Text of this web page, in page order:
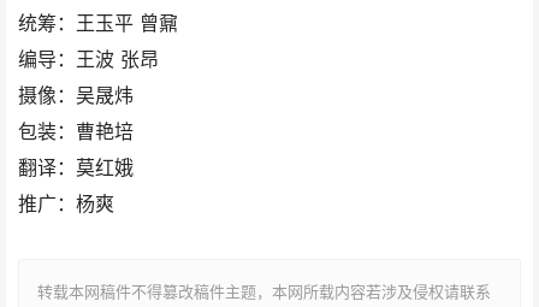
统筹：王玉平 曾鼐
编导：王波 张昂
摄像：吴晟炜
包装：曹艳培
翻译：莫红娥
推广：杨爽
转载本网稿件不得篡改稿件主题，本网所载内容若涉及侵权请联系